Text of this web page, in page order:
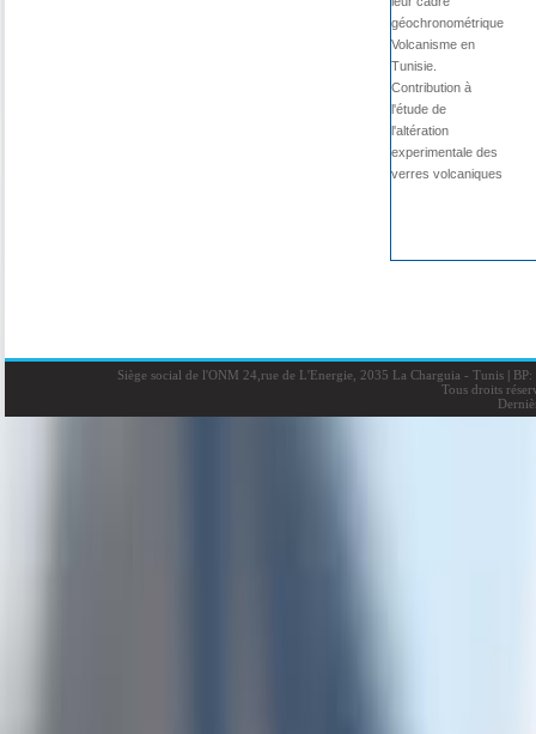
géochronométrique
Volcanisme en
Tunisie.
Contribution à
l'étude de
l'altération
experimentale des
verres volcaniques
Siège social de l'ONM 24,rue de L'Energie, 2035 La Charguia - Tunis |BP:
Tous droits